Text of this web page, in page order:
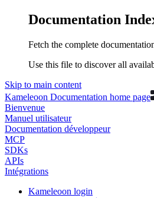
Documentation
Fetch the complete
Use this file to discover all
Skip to main content
Kameleoon Documentation home page
Bienvenue
Manuel utilisateur
Documentation développeur
MCP
SDKs
APIs
Intégrations
Kameleoon login